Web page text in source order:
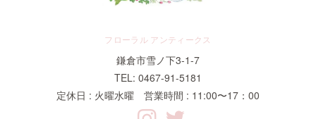
フローラル アンティークス
鎌倉市雪ノ下3-1-7
TEL: 0467-91-5181
定休日 : 火曜水曜 営業時間 : 11:00〜17：00